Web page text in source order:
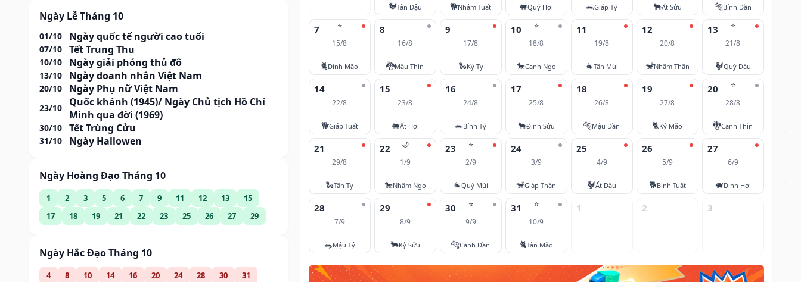
Ngày Lễ Tháng 10
01/10 Ngày quốc tế người cao tuổi
07/10 Tết Trung Thu
10/10 Ngày giải phóng thủ đô
13/10 Ngày doanh nhân Việt Nam
20/10 Ngày Phụ nữ Việt Nam
23/10
Quốc khánh (1945)/ Ngày Chủ tịch Hồ Chí
Minh qua đời (1969)
30/10 Tết Trùng Cửu
31/10 Ngày Hallowen
Ngày Hoàng Đạo Tháng 10
1 2 3 5 6 7 9 11 12 13
15
17
18 19 21 22 23 25 26 27 29
Ngày Hắc Đạo Tháng 10
4 8 10 14 16 20 24 28 30 31
🐓Tân Dậu 🐕Nhâm Tuất 🐖Quý Hợi 🐀Giáp Tý 🐂Ất Sửu 🐅Bính Dần
⭐
7
15/8
🐈Đinh Mão
8
16/8
🐉Mậu Thìn
9
17/8
🐍Kỷ Tỵ
⭐
10
18/8
🐎Canh Ngọ
11
19/8
🐐Tân Mùi
12
20/8
🐒Nhâm Thân
⭐
13
21/8
🐓Quý Dậu
14
22/8
🐕Giáp Tuất
15
23/8
🐖Ất Hợi
16
24/8
🐀Bính Tý
17
25/8
🐂Đinh Sửu
18
26/8
🐅Mậu Dần
19
27/8
🐈Kỷ Mão
⭐
20
28/8
🐉Canh Thìn
21
29/8
🐍Tân Tỵ
🌙
22
1/9
🐎Nhâm Ngọ
⭐
23
2/9
🐐Quý Mùi
24
3/9
🐒Giáp Thân
25
4/9
🐓Ất Dậu
26
5/9
🐕Bính Tuất
27
6/9
🐖Đinh Hợi
28
7/9
🐀Mậu Tý
29
8/9
🐂Kỷ Sửu
⭐
30
9/9
🐅Canh Dần
⭐
31
10/9
🐈Tân Mão
1 2 3